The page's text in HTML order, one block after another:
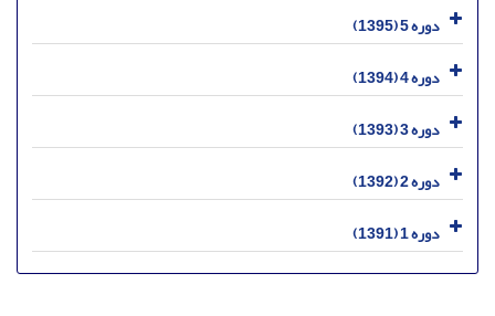
دوره 5 (1395)
دوره 4 (1394)
دوره 3 (1393)
دوره 2 (1392)
دوره 1 (1391)